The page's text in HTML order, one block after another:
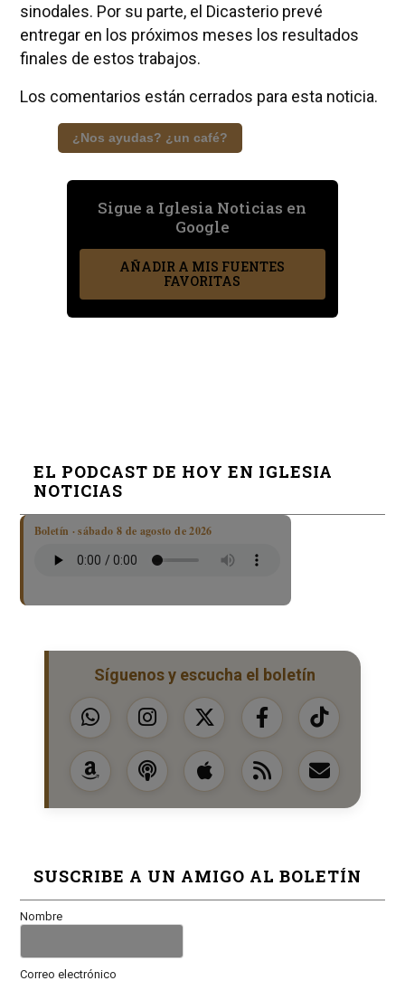
sinodales. Por su parte, el Dicasterio prevé
entregar en los próximos meses los resultados
finales de estos trabajos.
Los comentarios están cerrados para esta noticia.
¿Nos ayudas? ¿un café?
Sigue a Iglesia Noticias en
Google
AÑADIR A MIS FUENTES
FAVORITAS
EL PODCAST DE HOY EN IGLESIA
NOTICIAS
Boletín · sábado 8 de agosto de 2026
Síguenos y escucha el boletín
SUSCRIBE A UN AMIGO AL BOLETÍN
Nombre
Correo electrónico